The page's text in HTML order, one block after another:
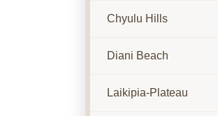
Chyulu Hills
Diani Beach
Laikipia-Plateau